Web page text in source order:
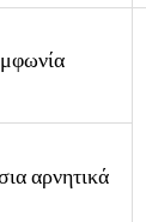
αρνητικά